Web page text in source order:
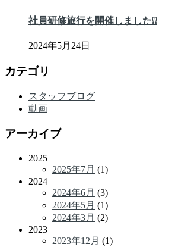
社員研修旅行を開催しました❕❕
2024年5月24日
カテゴリ
スタッフブログ
動画
アーカイブ
2025
2025年7月 (1)
2024
2024年6月 (3)
2024年5月 (1)
2024年3月 (2)
2023
2023年12月 (1)